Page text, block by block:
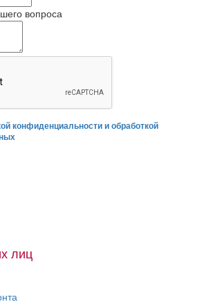
вопроса
конфиденциальности и обработкой
лиц